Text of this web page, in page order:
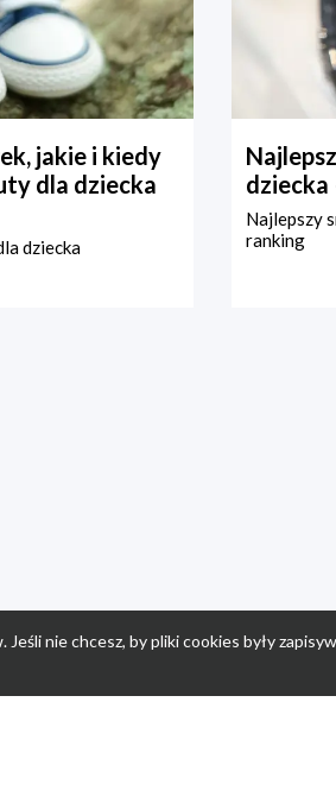
jakie i kiedy
dla dziecka
dziecka
dziecka
Najlepszy
ranking
nie chcesz, by pliki cookies były